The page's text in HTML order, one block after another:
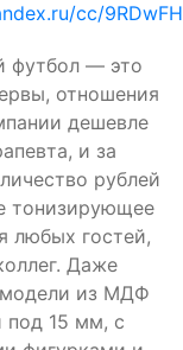
cc/9RDwFH
футбол — это
отношения
дешевле
и за
рублей
тонизирующее
любых гостей,
Даже
из МДФ
15 мм, с